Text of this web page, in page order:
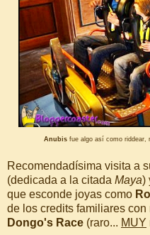
Anubisfue algo así como riddear,
Recomendadísima visita a
(dedicada a la citada Maya)
que esconde joyas como
de los credits familiares
Dongo's Race (raro... MUY